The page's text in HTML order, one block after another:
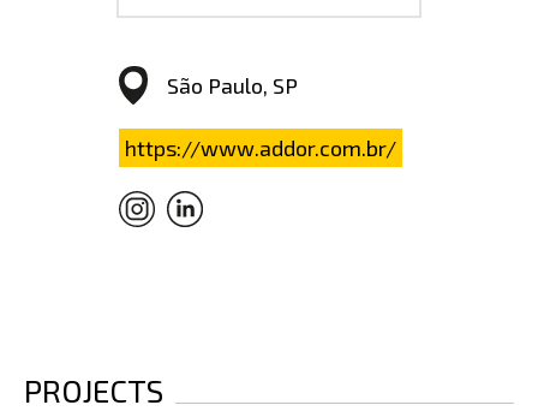
São Paulo, SP
https://www.addor.com.br/
PROJECTS